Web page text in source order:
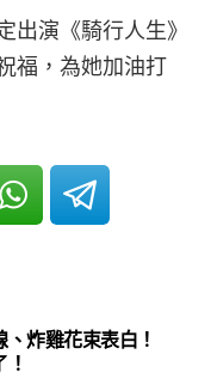
出演《騎行人生》
福，為她加油打
炸雞花束表白！